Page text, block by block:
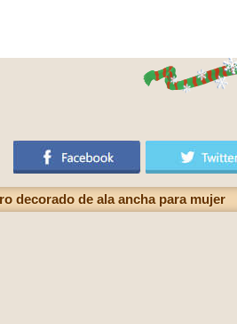
decorado de ala ancha para mujer